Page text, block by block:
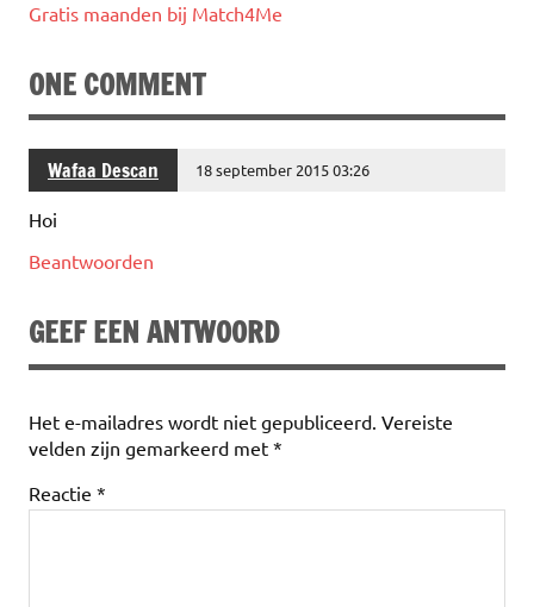
Gratis maanden bij Match4Me
ONE COMMENT
Wafaa Descan 18 september 2015 03:26
Hoi
Beantwoorden
GEEF EEN ANTWOORD
Het e-mailadres wordt niet gepubliceerd. Vereiste
velden zijn gemarkeerd met *
Reactie *